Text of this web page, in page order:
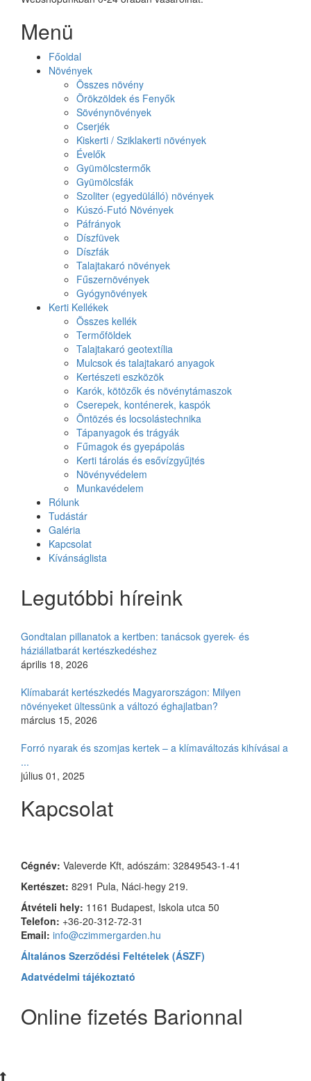
Menü
Főoldal
Növények
Összes növény
Örökzöldek és Fenyők
Sövénynövények
Cserjék
Kiskerti / Sziklakerti növények
Évelők
Gyümölcstermők
Gyümölcsfák
Szoliter (egyedülálló) növények
Kúszó-Futó Növények
Páfrányok
Díszfüvek
Díszfák
Talajtakaró növények
Fűszernövények
Gyógynövények
Kerti Kellékek
Összes kellék
Termőföldek
Talajtakaró geotextília
Mulcsok és talajtakaró anyagok
Kertészeti eszközök
Karók, kötözők és növénytámaszok
Cserepek, konténerek, kaspók
Öntözés és locsolástechnika
Tápanyagok és trágyák
Fűmagok és gyepápolás
Kerti tárolás és esővízgyűjtés
Növényvédelem
Munkavédelem
Rólunk
Tudástár
Galéria
Kapcsolat
Kívánságlista
Legutóbbi híreink
Gondtalan pillanatok a kertben: tanácsok gyerek- és
háziállatbarát kertészkedéshez
április 18, 2026
Klímabarát kertészkedés Magyarországon: Milyen
növényeket ültessünk a változó éghajlatban?
március 15, 2026
Forró nyarak és szomjas kertek – a klímaváltozás kihívásai a
...
július 01, 2025
Kapcsolat
Cégnév: Valeverde Kft, adószám: 32849543-1-41
Kertészet: 8291 Pula, Náci-hegy 219.
Átvételi hely: 1161 Budapest, Iskola utca 50
Telefon: +36-20-312-72-31
Email: info@czimmergarden.hu
Általános Szerződési Feltételek (ÁSZF)
Adatvédelmi tájékoztató
Online fizetés Barionnal